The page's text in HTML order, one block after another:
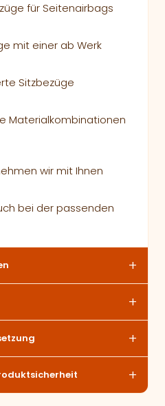
für Seitenairbags
mit einer ab Werk
Sitzbezüge
Materialkombinationen
wir mit Ihnen
bei der passenden